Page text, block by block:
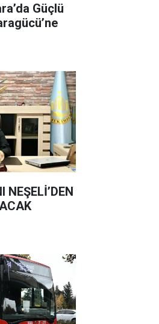
Güçlü
NEŞELİ’DEN